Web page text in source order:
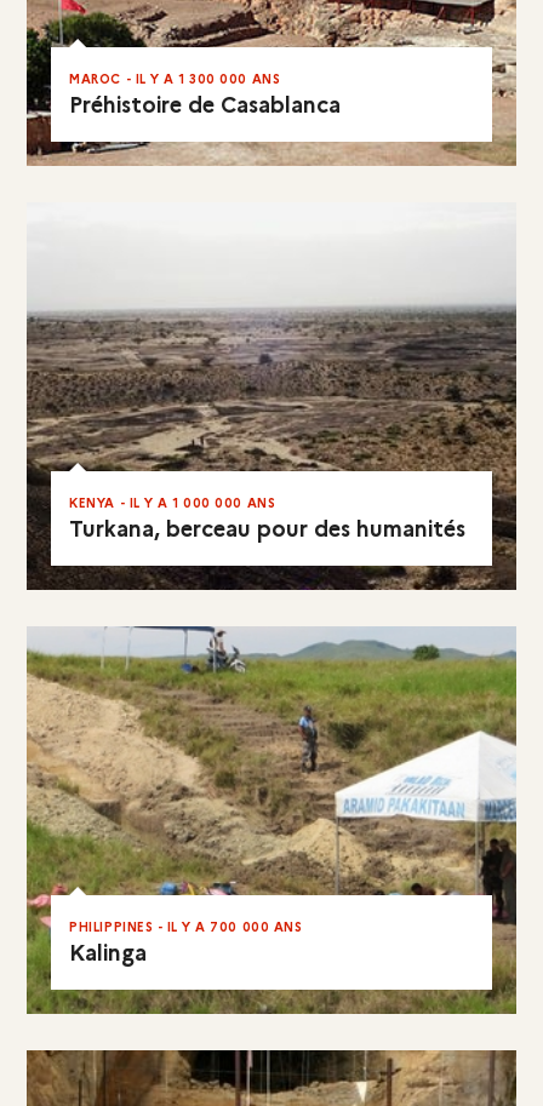
Préhistoire de Casablanca
MAROC - IL Y A 1 300 000 ANS
EN RÉSUMÉ
Turkana, berceau pour des humanités
KENYA - IL Y A 1 000 000 ANS
EN RÉSUMÉ
Kalinga
PHILIPPINES - IL Y A 700 000 ANS
EN RÉSUMÉ